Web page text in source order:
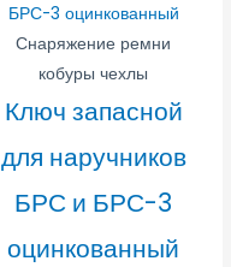
Снаряжение ремни
кобуры чехлы
Ключ запасной
для наручников
БРС и БРС-3
оцинкованный